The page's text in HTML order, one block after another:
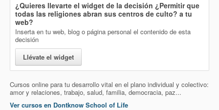
¿Quieres llevarte el widget de la decisión ¿Permitir que
todas las religiones abran sus centros de culto? a tu
web?
Inserta en tu web, blog o página personal el contenido de esta
decisión
Llévate el widget
Cursos online para tu desarrollo vital en el plano individual y colectivo:
amor y relaciones, trabajo, salud, familia, democracia, paz...
Ver cursos en Dontknow School of Life